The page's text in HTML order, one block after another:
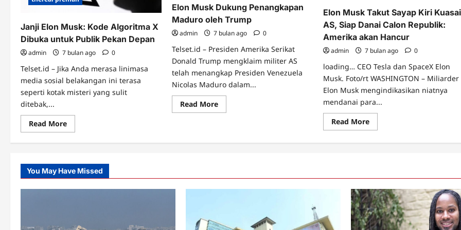
Janji Elon Musk: Kode Algoritma X
Dibuka untuk Publik Pekan Depan
admin 7 bulan ago 0
Telset.id – Jika Anda merasa linimasa
media sosial belakangan ini terasa
seperti kotak misteri yang sulit
ditebak,...
Read MoreRead
more
Janji
Kode
Algoritma
X
Dibuka
Elon Musk Dukung Penangkapan
Maduro oleh Trump
admin 7 bulan ago 0
Telset.id – Presiden Amerika Serikat
Donald Trump mengklaim militer AS
telah menangkap Presiden Venezuela
Nicolas Maduro dalam...
Read MoreRead
more
Elon Musk Takut Sayap Kiri Kuasai
AS, Siap Danai Calon Republik:
Amerika akan Hancur
admin 7 bulan ago 0
loading… CEO Tesla dan SpaceX Elon
Musk. Foto/rt WASHINGTON – Miliarder
Elon Musk mengindikasikan niatnya
mendanai para...
Read MoreRead
more
Elon
Kuasai
Siap
Danai
Calon
Republik:
Amerika
You May Have Missed